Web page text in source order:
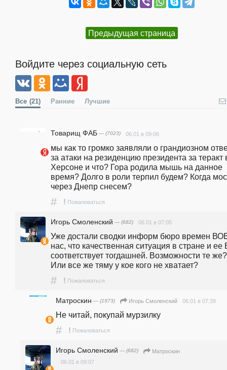
Предыдущая страница
Войдите через социальную сеть
Все (21) Ранние Лучшие
Товарищ ФАБ — (7023) 06.01 в 09:06
мы как то громко заявляли о грандиозном
за атаки на резиденцию президента за теракт
Херсоне и что? Гора родила мышь на данное
время? Долго в роли терпил будем? Когда
через Днепр снесем?
# ! Пожаловаться
Игорь Смоленский — (682) 06.01 в 07:05
Уже достали сводки информ бюро времен
нас, что качественная ситуация в стране и ее
соответствует тогдашней. Возможности те же?
Или все же тяму у кое кого не хватает?
# ! Пожаловаться
Матроскин — (1973) Игорь Смоленский 06.01 в 07:39
Не читай, покупай мурзилку
# ! Пожаловаться
Игорь Смоленский — (682)
Матроскин
06.01 в 09:07